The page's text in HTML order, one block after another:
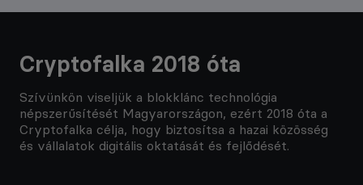
Cryptofalka 2018 óta
Szívünkön viseljük a blokklánc technológia
népszerűsítését Magyarországon, ezért 2018 óta a
Cryptofalka célja, hogy biztosítsa a hazai közösség
és vállalatok digitális oktatását és fejlődését.